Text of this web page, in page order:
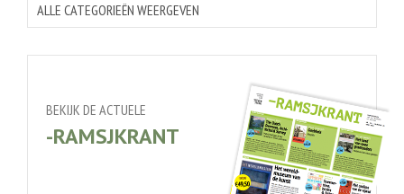
ALLE CATEGORIEËN WEERGEVEN
BEKIJK DE ACTUELE
-RAMSJKRANT